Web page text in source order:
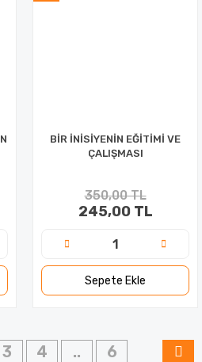
BİR İNİSİYENİN EĞİTİMİ VE
ÇALIŞMASI
350,00 TL
245,00 TL
Sepete Ekle
3 4 .. 6